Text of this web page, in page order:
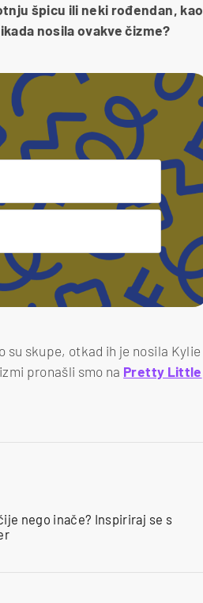
špicu ili neki rođendan, kao
nosila ovakve čizme?
su skupe, otkad ih je nosila Kylie
pronašli smo na Pretty Little
nego inače? Inspiriraj se s